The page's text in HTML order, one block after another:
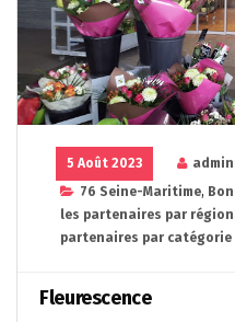
5 Août 2023
76 Seine-Maritime,
les partenaires par
partenaires par catégorie
Fleurescence